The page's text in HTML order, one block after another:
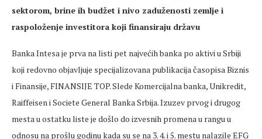
sektorom, brine ih budžet i nivo zaduženosti zemlje i
raspoloženje investitora koji finansiraju državu
Banka Intesa je prva na listi pet najvećih banka po aktivi u Srbiji
koji redovno objavljuje specijalizovana publikacija časopisa Biznis
i Finansije, FINANSIJE TOP. Slede Komercijalna banka, Unikredit,
Raiffeisen i Societe General Banka Srbija. Izuzev prvog i drugog
mesta u ostatku liste je došlo do izvesnih promena u rangu u
odnosu na prošlu godinu kada su se na 3. 4. i 5. mestu nalazile EFG